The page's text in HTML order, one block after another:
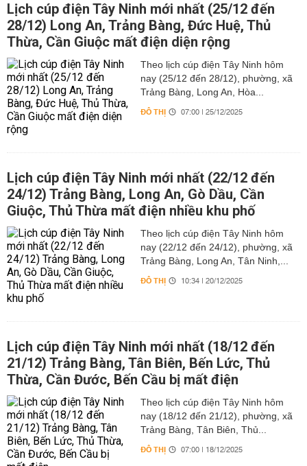
Lịch cúp điện Tây Ninh mới nhất (25/12 đến
28/12) Long An, Trảng Bàng, Đức Huệ, Thủ
Thừa, Cần Giuộc mất điện diện rộng
Theo lịch cúp điện Tây Ninh hôm
nay (25/12 đến 28/12), phường, xã
Trảng Bàng, Long An, Hòa...
ĐÔ THỊ 07:00 | 25/12/2025
Lịch cúp điện Tây Ninh mới nhất (22/12 đến
24/12) Trảng Bàng, Long An, Gò Dầu, Cần
Giuộc, Thủ Thừa mất điện nhiều khu phố
Theo lịch cúp điện Tây Ninh hôm
nay (22/12 đến 24/12), phường, xã
Trảng Bàng, Long An, Tân Ninh,...
ĐÔ THỊ 10:34 | 20/12/2025
Lịch cúp điện Tây Ninh mới nhất (18/12 đến
21/12) Trảng Bàng, Tân Biên, Bến Lức, Thủ
Thừa, Cần Đước, Bến Cầu bị mất điện
Theo lịch cúp điện Tây Ninh hôm
nay (18/12 đến 21/12), phường, xã
Trảng Bàng, Tân Biên, Thủ...
ĐÔ THỊ 07:00 | 18/12/2025